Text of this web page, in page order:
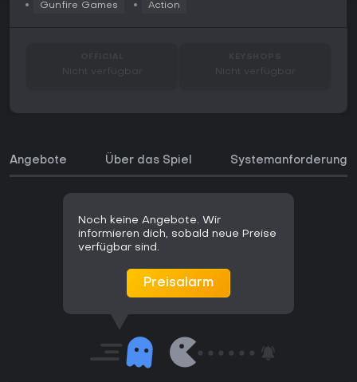
Gunfire Games Action
Nicht verfügbar Nicht verfügbar
Angebote Über das Spiel
Noch keine Angebote. Wir
informieren dich, sobald neue Preise
verfügbar sind.
Preisalarm